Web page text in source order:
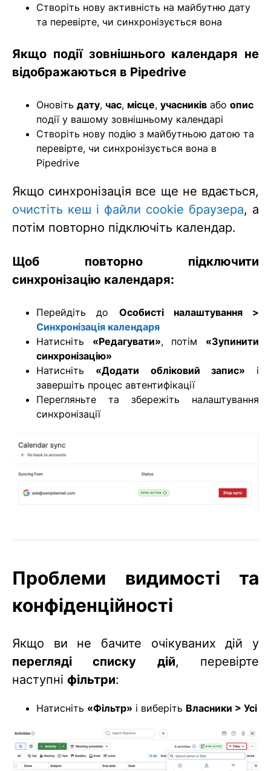
Створіть нову активність на майбутню дату
та перевірте, чи синхронізується вона
Якщо події зовнішнього календаря не
відображаються в Pipedrive
Оновіть дату, час, місце, учасників або опис
події у вашому зовнішньому календарі
Створіть нову подію з майбутньою датою та
перевірте, чи синхронізується вона в
Pipedrive
Якщо синхронізація все ще не вдається,
очистіть кеш і файли cookie браузера, а
потім повторно підключіть календар.
Щоб повторно підключити
синхронізацію календаря:
Перейдіть до Особисті налаштування >
Синхронізація календаря
Натисніть «Редагувати», потім «Зупинити
синхронізацію»
Натисніть «Додати обліковий запис» і
завершіть процес автентифікації
Перегляньте та збережіть налаштування
синхронізації
Проблеми видимості та
конфіденційності
Якщо ви не бачите очікуваних дій у
перегляді списку дій, перевірте
наступні фільтри:
Натисніть «Фільтр» і виберіть Власники > Усі